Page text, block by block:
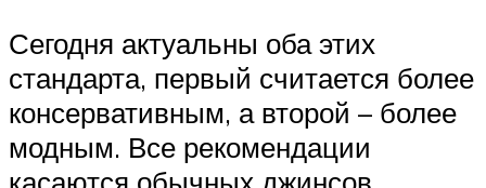
Сегодня актуальны оба этих
стандарта, первый считается более
консервативным, а второй – более
модным. Все рекомендации